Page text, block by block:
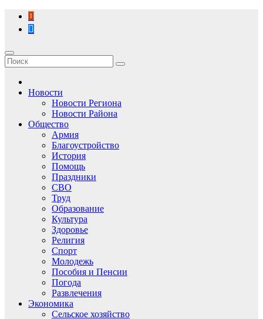
Перейти
содержимому
Новости
Новости Региона
Новости Района
Общество
Армия
Благоустройство
История
Помощь
Праздники
СВО
Труд
Образование
Культура
Здоровье
Религия
Спорт
Молодежь
Пособия и Пенсии
Погода
Развлечения
Экономика
Сельское хозяйство